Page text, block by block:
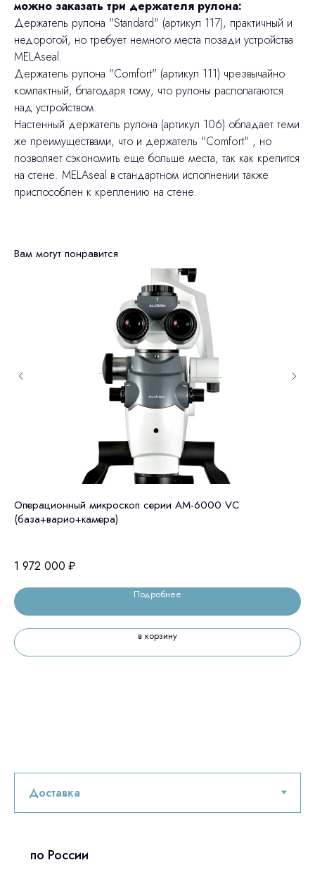
можно заказать три держателя рулона:
Держатель рулона "Standard" (артикул 117), практичный и
недорогой, но требует немного места позади устройства
MELAseal.
Держатель рулона "Comfort" (артикул 111) чрезвычайно
компактный, благодаря тому, что рулоны располагаются
над устройством.
Настенный держатель рулона (артикул 106) обладает теми
же преимуществами, что и держатель "Comfort" , но
позволяет сэкономить еще больше места, так как крепится
на стене. MELAseal в стандартном исполнении также
приспособлен к креплению на стене.
Вам могут понравится
Операционный микроскоп серии АМ-6000 VC
(база+варио+камера)
1 972 000 ₽
Подробнее
в корзину
по России
Остались вопросы
оставьте контакты, мы свяжемся и
Оплата и доставка